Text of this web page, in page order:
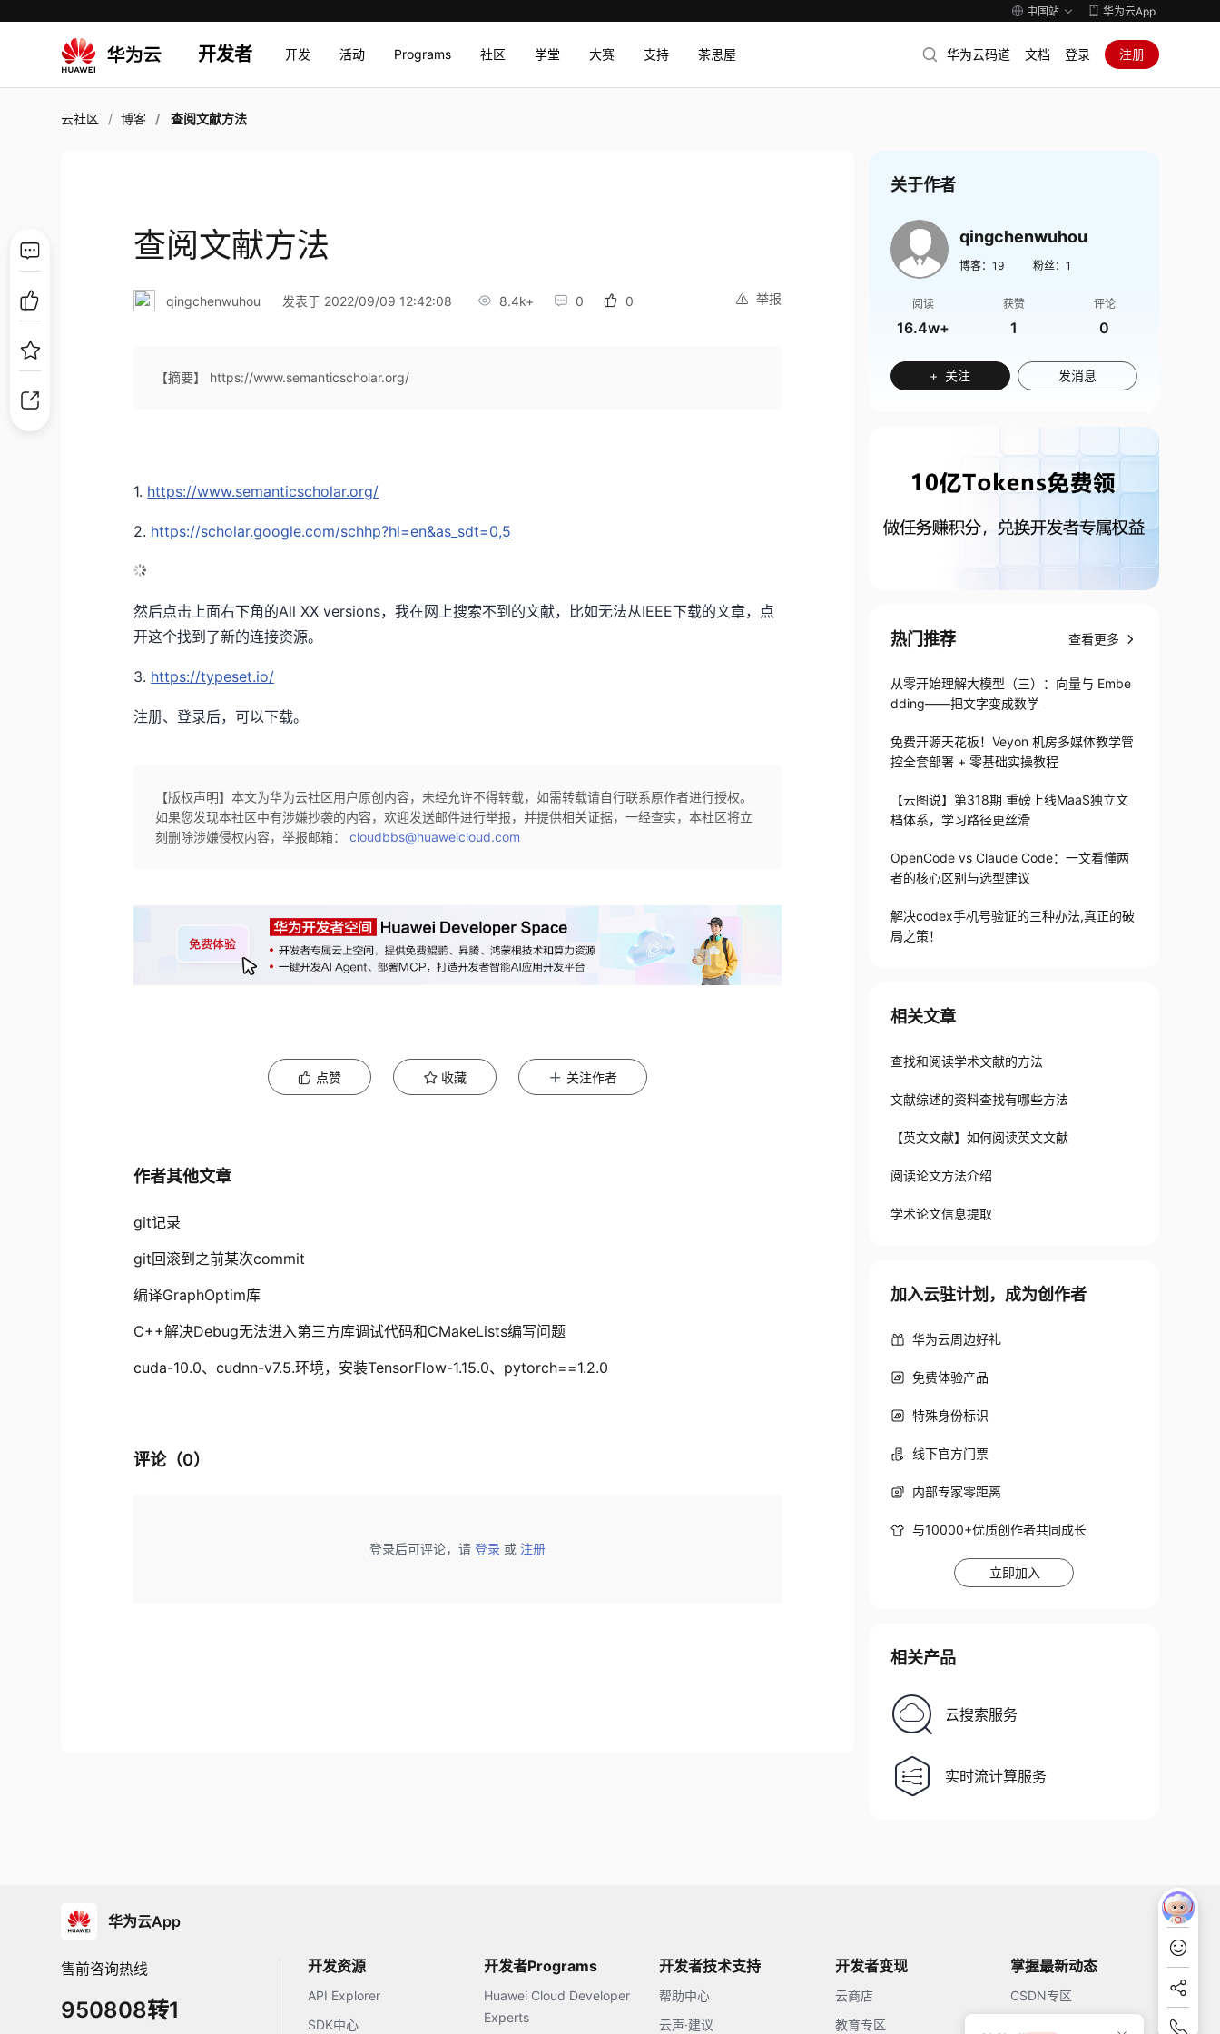
中国站 华为云App
开发者 开发 活动 Programs 社区 学堂 大赛 支持 茶思屋 华为云码道 文档 登录 注册
云社区 博客 查阅文献方法
查阅文献方法
举报
qingchenwuhou 发表于 2022/09/09 12:42:08 8.4k+ 0 0
【摘要】 https://www.semanticscholar.org/
1. https://www.semanticscholar.org/
2. https://scholar.google.com/schhp?hl=en&as_sdt=0,5
然后点击上面右下角的All XX versions，我在网上搜索不到的文献，比如无法从IEEE下载的文章，点
开这个找到了新的连接资源。
3. https://typeset.io/
注册、登录后，可以下载。
【版权声明】本文为华为云社区用户原创内容，未经允许不得转载，如需转载请自行联系原作者进行授权。
如果您发现本社区中有涉嫌抄袭的内容，欢迎发送邮件进行举报，并提供相关证据，一经查实，本社区将立
刻删除涉嫌侵权内容，举报邮箱：cloudbbs@huaweicloud.com
点赞 收藏 关注作者
作者其他文章
git记录
git回滚到之前某次commit
编译GraphOptim库
C++解决Debug无法进入第三方库调试代码和CMakeLists编写问题
cuda-10.0、cudnn-v7.5.环境，安装TensorFlow-1.15.0、pytorch==1.2.0
评论（0）
登录后可评论，请 登录 或 注册
关于作者
qingchenwuhou
博客： 19 粉丝： 1
阅读
16.4w+
获赞
1
评论
0
+ 关注 发消息
热门推荐 查看更多
从零开始理解大模型（三）：向量与 Embe
dding——把文字变成数学
免费开源天花板！Veyon 机房多媒体教学管
控全套部署 + 零基础实操教程
【云图说】第318期 重磅上线MaaS独立文
档体系，学习路径更丝滑
OpenCode vs Claude Code：一文看懂两
者的核心区别与选型建议
解决codex手机号验证的三种办法,真正的破
局之策！
相关文章
查找和阅读学术文献的方法
文献综述的资料查找有哪些方法
【英文文献】如何阅读英文文献
阅读论文方法介绍
学术论文信息提取
加入云驻计划，成为创作者
华为云周边好礼
免费体验产品
特殊身份标识
线下官方门票
内部专家零距离
与10000+优质创作者共同成长
立即加入
相关产品
云搜索服务
实时流计算服务
华为云App
售前咨询热线
950808转1
开发资源
API Explorer
SDK中心
开发者Programs
Huawei Cloud Developer
Experts
开发者技术支持
帮助中心
云声·建议
开发者变现
云商店
教育专区
掌握最新动态
CSDN专区